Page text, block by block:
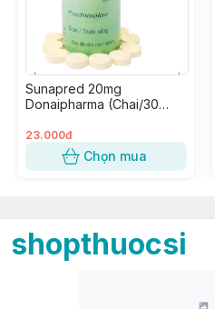
Sunapred 20mg
Donaipharma (Chai/30
23.000đ
Chọn mua
shopthuocsi